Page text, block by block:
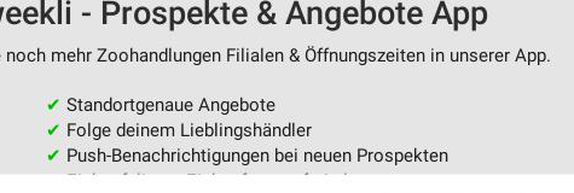
- Prospekte & Angebote App
noch mehr Zoohandlungen Filialen & Öffnungszeiten in unserer App.
✔ Standortgenaue Angebote
✔ Folge deinem Lieblingshändler
✔ Push-Benachrichtigungen bei neuen Prospekten
✔Einkaufsliste - Einkauf stressfrei planen